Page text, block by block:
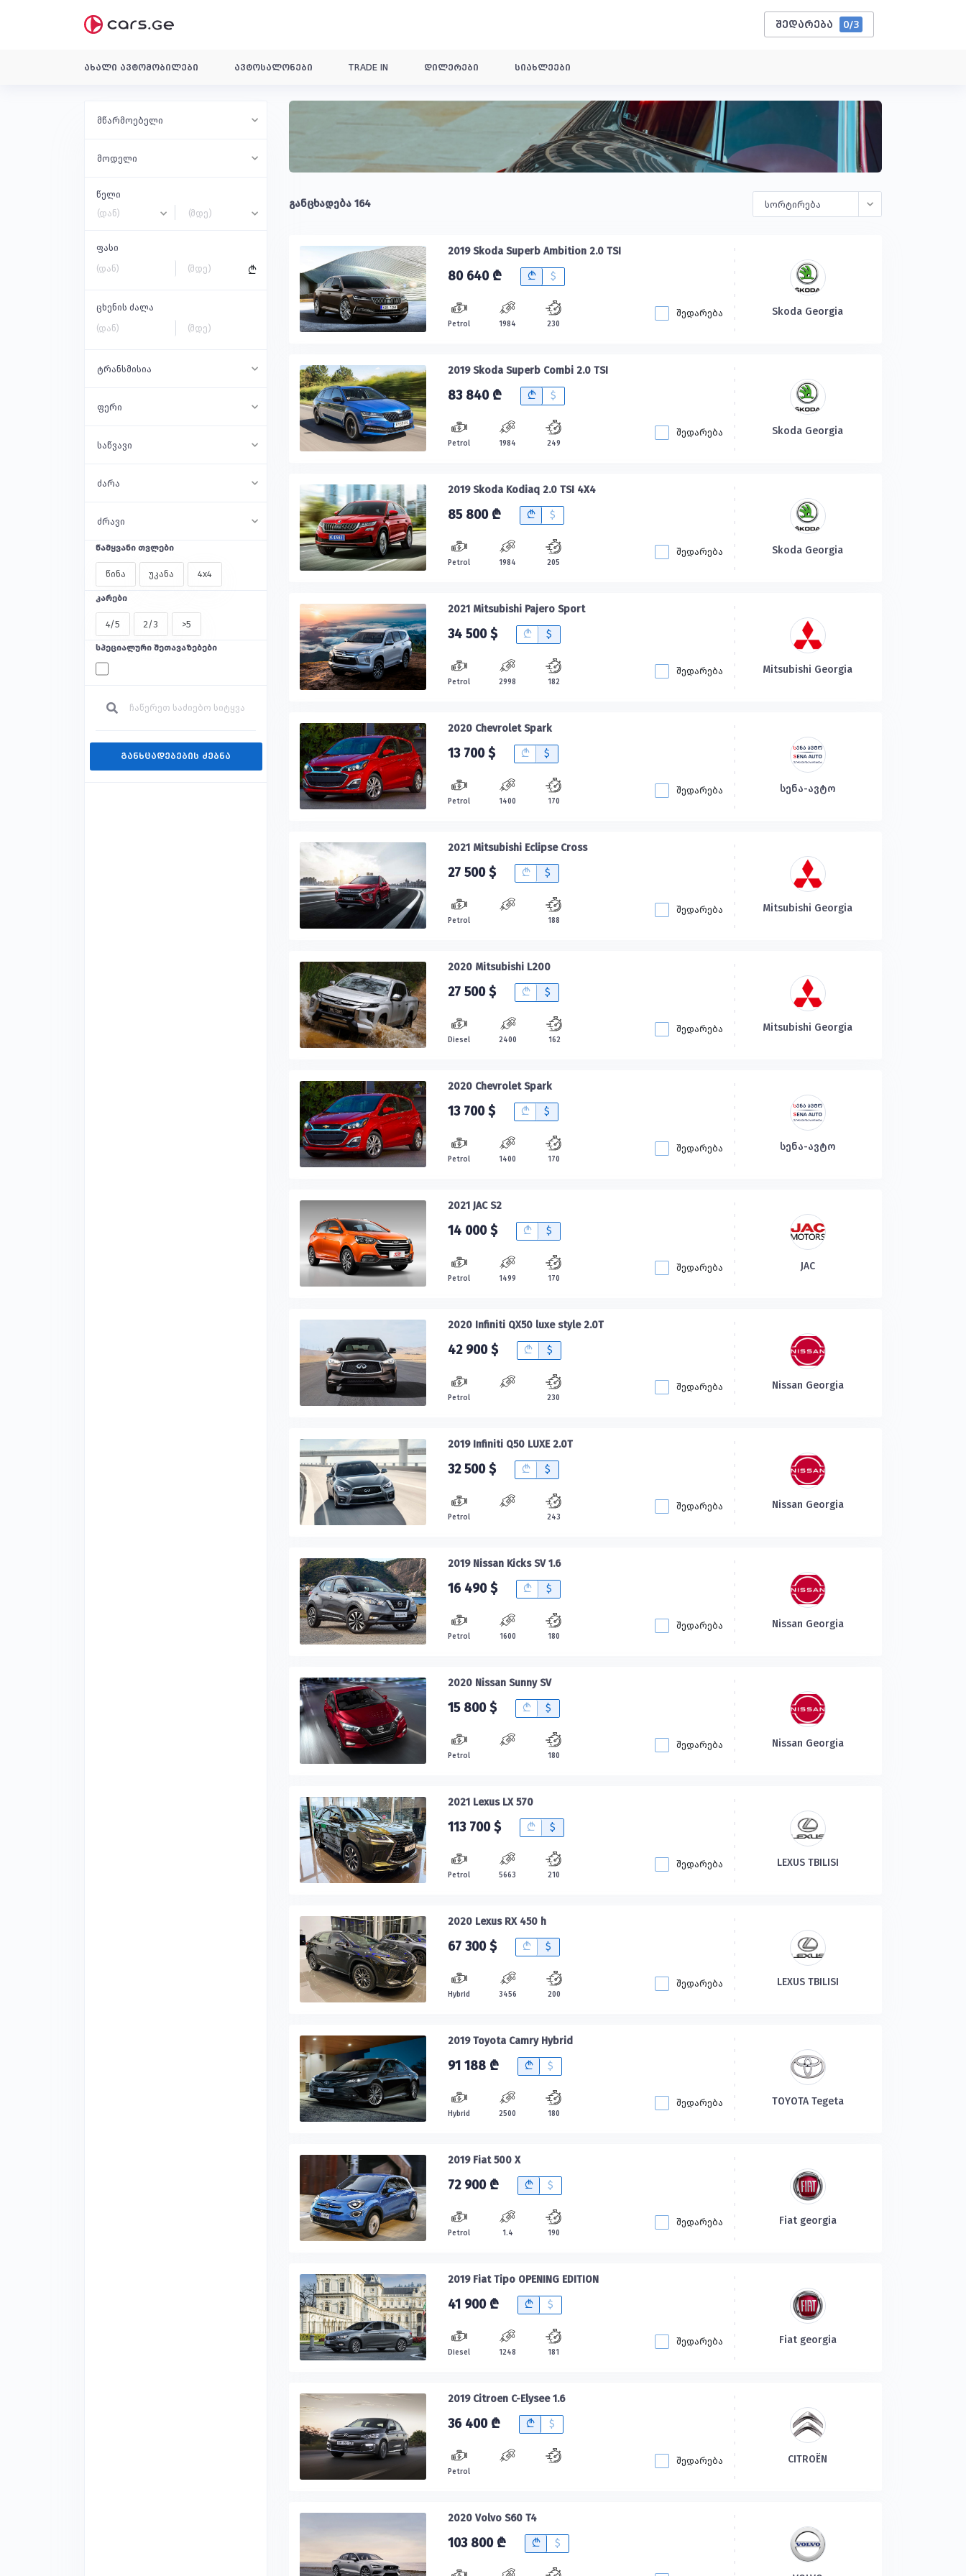
შედარება 0/3
ახალი ავტომობილები ავტოსალონები TRADE IN დილერები სიახლეები
მწარმოებელი
მოდელი
წელი
(დან)
(მდე)
ფასი
B
ცხენის ძალა
ტრანსმისია
ფერი
საწვავი
ძარა
ძრავი
წამყვანი თვლები
წინა უკანა 4x4
კარები
4/5 2/3 >5
სპეციალური შეთავაზებები
განხცადებების ძებნა
განცხადება 164 სორტირება
2019 Skoda Superb Ambition 2.0 TSI
80 640 ₾ B $
Petrol 1984 230
შედარება Skoda Georgia
2019 Skoda Superb Combi 2.0 TSI
83 840 ₾ B $
Petrol 1984 249
შედარება Skoda Georgia
2019 Skoda Kodiaq 2.0 TSI 4X4
85 800 ₾ B $
Petrol 1984 205
შედარება Skoda Georgia
2021 Mitsubishi Pajero Sport
34 500 $ B $
Petrol 2998 182
შედარება Mitsubishi Georgia
2020 Chevrolet Spark
13 700 $ B $
Petrol 1400 170
შედარება სენა-ავტო
2021 Mitsubishi Eclipse Cross
27 500 $ B $
Petrol 188
შედარება Mitsubishi Georgia
2020 Mitsubishi L200
27 500 $ B $
Diesel 2400 162
შედარება Mitsubishi Georgia
2020 Chevrolet Spark
13 700 $ B $
Petrol 1400 170
შედარება სენა-ავტო
2021 JAC S2
14 000 $ B $
Petrol 1499 170
შედარება JAC
2020 Infiniti QX50 luxe style 2.0T
42 900 $ B $
Petrol 230
შედარება Nissan Georgia
2019 Infiniti Q50 LUXE 2.0T
32 500 $ B $
Petrol 243
შედარება Nissan Georgia
2019 Nissan Kicks SV 1.6
16 490 $ B $
Petrol 1600 180
შედარება Nissan Georgia
2020 Nissan Sunny SV
15 800 $ B $
Petrol 180
შედარება Nissan Georgia
2021 Lexus LX 570
113 700 $ B $
Petrol 5663 210
შედარება LEXUS TBILISI
2020 Lexus RX 450 h
67 300 $ B $
Hybrid 3456 200
შედარება LEXUS TBILISI
2019 Toyota Camry Hybrid
91 188 ₾ B $
Hybrid 2500 180
შედარება TOYOTA Tegeta
2019 Fiat 500 X
72 900 ₾ B $
Petrol 1.4 190
შედარება Fiat georgia
2019 Fiat Tipo OPENING EDITION
41 900 ₾ B $
Diesel 1248 181
შედარება Fiat georgia
2019 Citroen C-Elysee 1.6
36 400 ₾ B $
Petrol
შედარება CITROËN
2020 Volvo S60 T4
103 800 ₾ B $